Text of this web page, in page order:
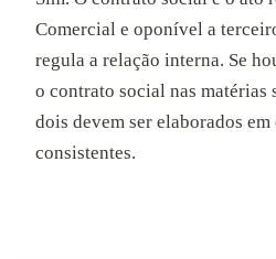
Comercial e oponível a
regula a relação interna. Se
o contrato social nas matérias
dois devem ser elaborados
consistentes.